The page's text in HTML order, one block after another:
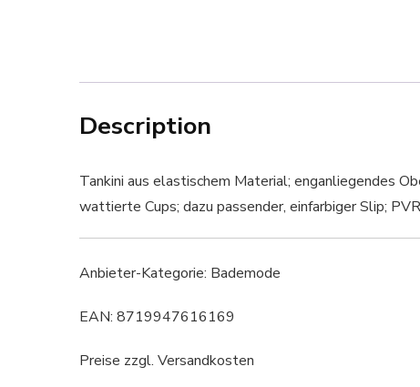
Description
Tankini aus elastischem Material; enganliegendes
wattierte Cups; dazu passender, einfarbiger Slip;
Anbieter-Kategorie: Bademode
EAN: 8719947616169
Preise zzgl. Versandkosten